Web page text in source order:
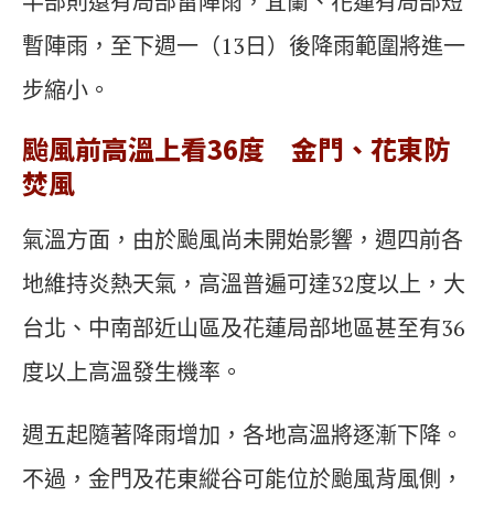
暫陣雨，至下週一（13日）後降雨範圍將進一
步縮小。
颱風前高溫上看36度 金門、花東防
焚風
氣溫方面，由於颱風尚未開始影響，週四前各
地維持炎熱天氣，高溫普遍可達32度以上，大
台北、中南部近山區及花蓮局部地區甚至有36
度以上高溫發生機率。
週五起隨著降雨增加，各地高溫將逐漸下降。
不過，金門及花東縱谷可能位於颱風背風側，